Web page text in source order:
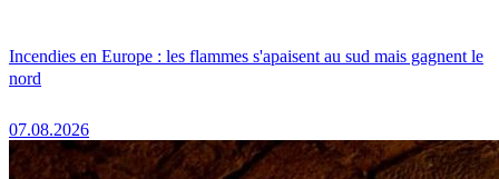
Incendies en Europe : les flammes s'apaisent au sud mais gagnent le
nord
07.08.2026